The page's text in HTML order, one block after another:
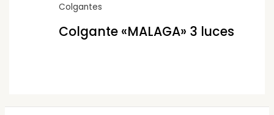
Colgantes
Colgante «MALAGA» 3 luces